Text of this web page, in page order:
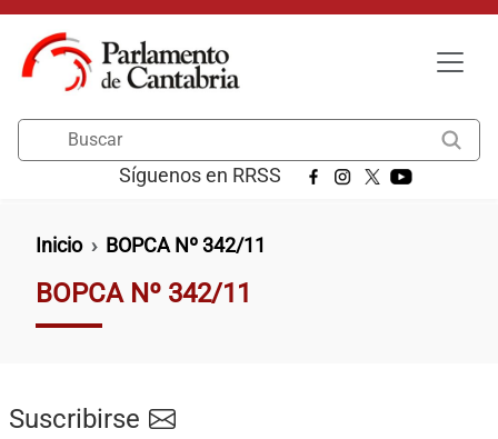
Pasar al contenido principal
Síguenos en RRSS
Ruta de navegación
Inicio BOPCA Nº 342/11
BOPCA Nº 342/11
Suscribirse